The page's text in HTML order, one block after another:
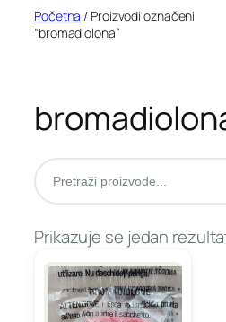
Početna / Proizvodi označeni
“bromadiolona”
Pretraži
Prikazuje se jedan